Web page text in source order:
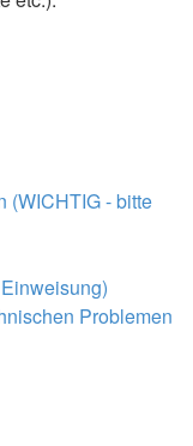
- bitte
Problemen